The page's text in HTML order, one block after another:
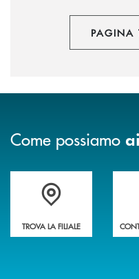
PAGINA
Come possiamo
Trova la filiale più vicina a Te
TROVA LA FILIALE